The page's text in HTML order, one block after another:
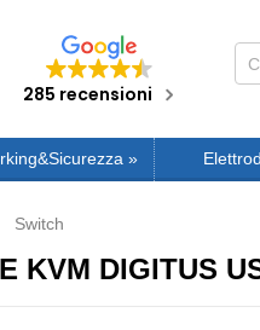
285 recensioni
»
Switch
KVM DIGITUS